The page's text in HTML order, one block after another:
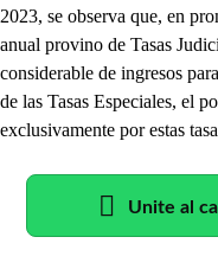
2023, se observa que, en
anual provino de Tasas
considerable de ingresos
de las Tasas Especiales, el
exclusivamente por estas
Unite al